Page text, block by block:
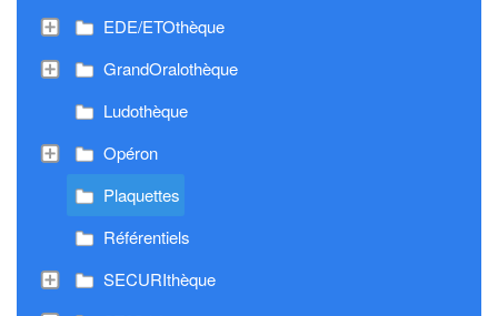
EDE/ETOthèque
GrandOralothèque
Ludothèque
Opéron
Plaquettes
Référentiels
SECURIthèque